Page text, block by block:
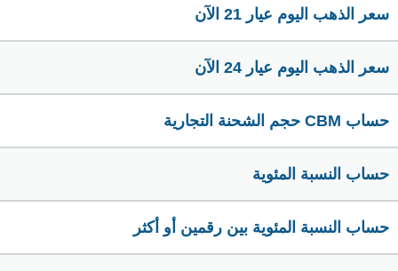
سعر الذهب اليوم عيار 21 الآن
سعر الذهب اليوم عيار 24 الآن
حساب CBM حجم الشحنة التجارية
حساب النسبة المئوية
حساب النسبة المئوية بين رقمين أو أكثر